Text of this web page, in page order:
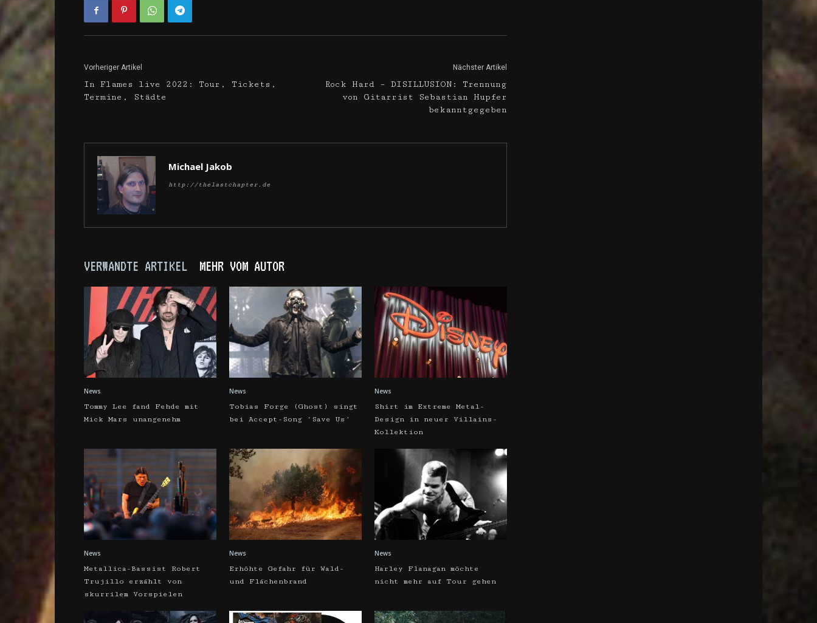
Vorheriger Artikel
In Flames live 2022: Tour, Tickets,
Termine, Städte
Nächster Artikel
Rock Hard – DISILLUSION: Trennung
von Gitarrist Sebastian Hupfer
bekanntgegeben
Michael Jakob
http://thelastchapter.de
VERWANDTE ARTIKEL MEHR VOM AUTOR
News
Tommy Lee fand Fehde mit
Mick Mars unangenehm
News
Tobias Forge (Ghost) singt
bei Accept-Song ‘Save Us’
News
Shirt im Extreme Metal-
Design in neuer Villains-
Kollektion
News
Metallica-Bassist Robert
Trujillo erzählt von
skurrilem Vorspielen
News
Erhöhte Gefahr für Wald-
und Flächenbrand
News
Harley Flanagan möchte
nicht mehr auf Tour gehen